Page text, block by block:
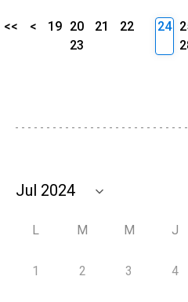
<< < 19 20 21
22
23
24
L M M J
1 2 3 4